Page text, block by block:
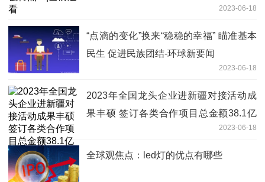
2023-06-18
“点滴的变化”换来“稳稳的幸福” 瞄准基本
民生 促进民族团结-环球新要闻
2023-06-18
2023年全国龙头企业进新疆对接活动成
果丰硕 签订各类合作项目总金额38.1亿
2023-06-18
全球观焦点：led灯的优点有哪些